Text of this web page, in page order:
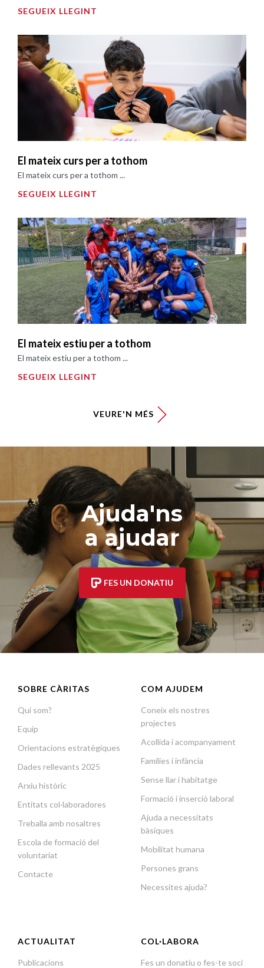
SEGUEIX LLEGINT
El mateix curs per a tothom
El mateix curs per a tothom ...
SEGUEIX LLEGINT
El mateix estiu per a tothom
El mateix estiu per a tothom ...
SEGUEIX LLEGINT
VEURE'N MÉS
Ajuda'ns
a ajudar
FES UN DONATIU
SOBRE CÀRITAS
Qui som?
Equip
Orientacions estratègiques
Dades rellevants 2025
Arxiu històric
Entitats col·laboradores
Treballa amb nosaltres
Escola de formació del
voluntariat
Contacte
COM AJUDEM
Coneix els nostres
projectes
Acollida i acompanyament
Famílies i infància
Sense llar i habitatge
Formació i inserció laboral
Ajuda a necessitats
bàsiques
Mobilitat humana
Persones grans
Necessites ajuda?
ACTUALITAT
Publicacions
COL·LABORA
Fes un donatiu o fes-te soci